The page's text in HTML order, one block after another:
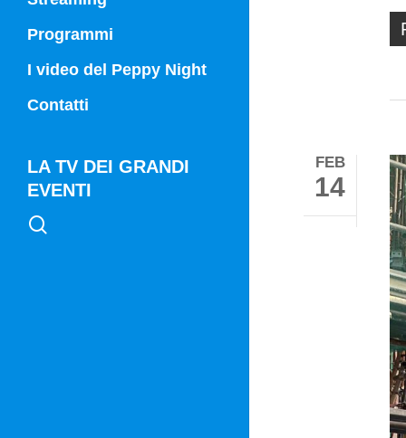
Programmi
Campania Sport
I video del Peppy Night
Contatti
LA TV DEI GRANDI
EVENTI
FEB
14